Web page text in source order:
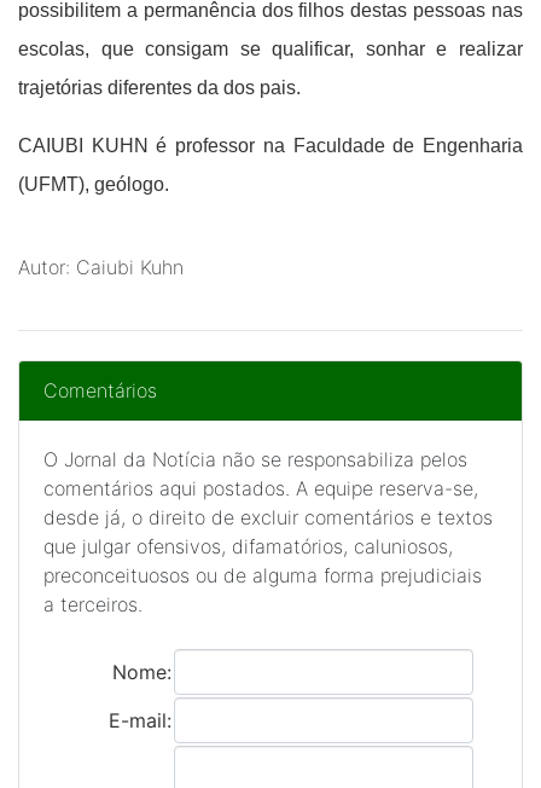
possibilitem a permanência dos filhos destas pessoas nas
escolas, que consigam se qualificar, sonhar e realizar
trajetórias diferentes da dos pais.
CAIUBI KUHN é professor na Faculdade de Engenharia
(UFMT), geólogo.
Autor: Caiubi Kuhn
Comentários
O Jornal da Notícia não se responsabiliza pelos
comentários aqui postados. A equipe reserva-se,
desde já, o direito de excluir comentários e textos
que julgar ofensivos, difamatórios, caluniosos,
preconceituosos ou de alguma forma prejudiciais
a terceiros.
Nome:
E-mail: